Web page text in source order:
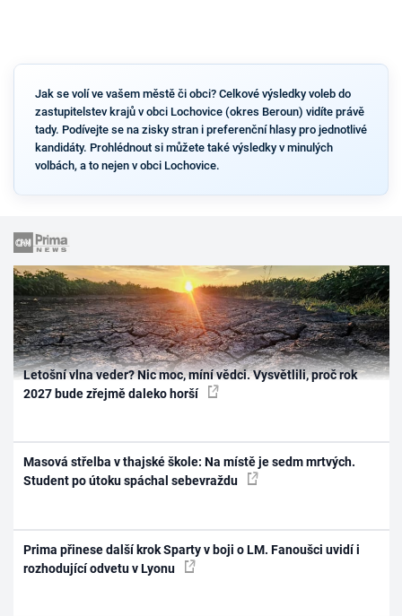
Jak se volí ve vašem městě či obci? Celkové výsledky voleb do
zastupitelstev krajů v obci Lochovice (okres Beroun) vidíte právě
tady. Podívejte se na zisky stran i preferenční hlasy pro jednotlivé
kandidáty. Prohlédnout si můžete také výsledky v minulých
volbách, a to nejen v obci Lochovice.
Letošní vlna veder? Nic moc, míní vědci. Vysvětlili, proč rok
2027 bude zřejmě daleko horší
Masová střelba v thajské škole: Na místě je sedm mrtvých.
Student po útoku spáchal sebevraždu
Prima přinese další krok Sparty v boji o LM. Fanoušci uvidí i
rozhodující odvetu v Lyonu